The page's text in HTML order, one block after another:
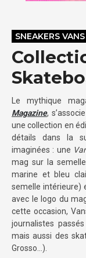
SNEAKERS VANS
Le mythique
Magazine,
une collection en
détails dans la
imaginées : une
mag sur la
marine et bleu
semelle intérieure)
avec le logo du
cette occasion,
journalistes
mais aussi des
Grosso…).